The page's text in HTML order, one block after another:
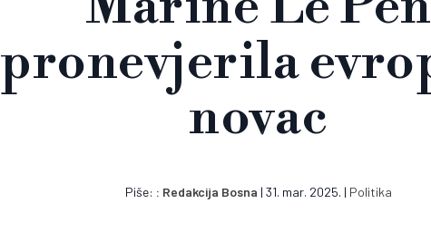
pronevjerila
novac
Piše: Redakcija Bosna | 31. mar. 2025. | Politika